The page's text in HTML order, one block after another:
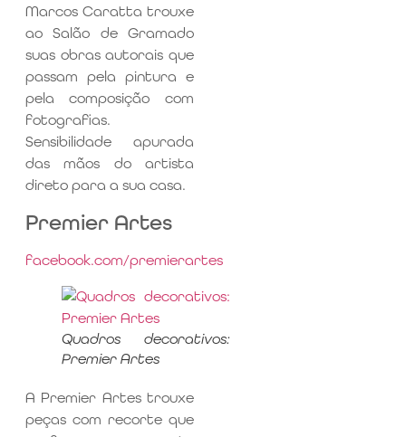
Marcos Caratta trouxe
ao Salão de Gramado
suas obras autorais que
passam pela pintura e
pela composição com
fotografias.
Sensibilidade apurada
das mãos do artista
direto para a sua casa.
Premier Artes
facebook.com/premierartes
Quadros decorativos:
Premier Artes
A Premier Artes trouxe
peças com recorte que